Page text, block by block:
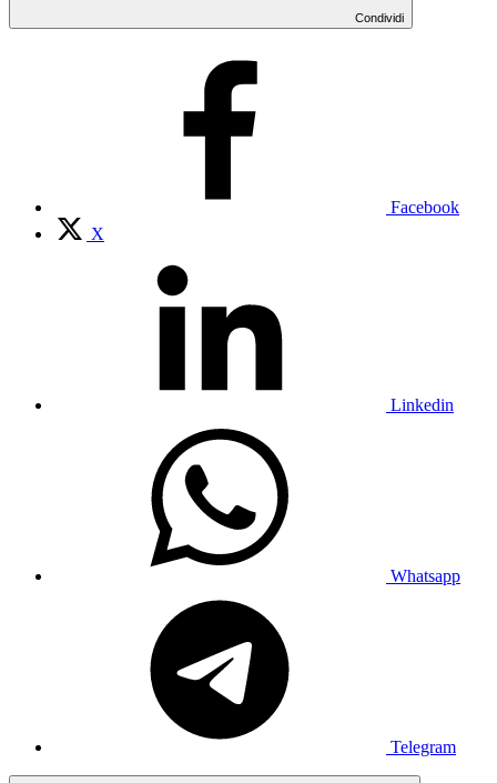
Condividi
Facebook
X
Linkedin
Whatsapp
Telegram